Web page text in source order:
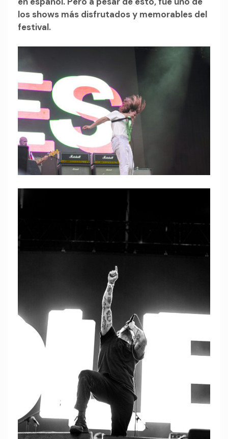
los shows más disfrutados y memorables del
festival.